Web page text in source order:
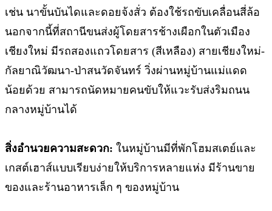
เช่น นาขั้นบันไดและดอยจ้งสั่ว ต้องใช้รถขับเคลื่อนสี่ล้อ
นอกจากนี้ที่สถานีขนส่งผู้โดยสารช้างเผือกในตัวเมือง
เชียงใหม่ มีรถสองแถวโดยสาร (สีเหลือง) สายเชียงใหม่-
กัลยาณิวัฒนา-ป่าสนวัดจันทร์ วิ่งผ่านหมู่บ้านแม่แดด
น้อยด้วย สามารถนัดหมายคนขับให้แวะรับส่งริมถนน
กลางหมู่บ้านได้
สิ่งอำนวยความสะดวก: ในหมู่บ้านมีที่พักโฮมสเตย์และ
เกสต์เฮาส์แบบเรียบง่ายให้บริการหลายแห่ง มีร้านขาย
ของและร้านอาหารเล็ก ๆ ของหมู่บ้าน